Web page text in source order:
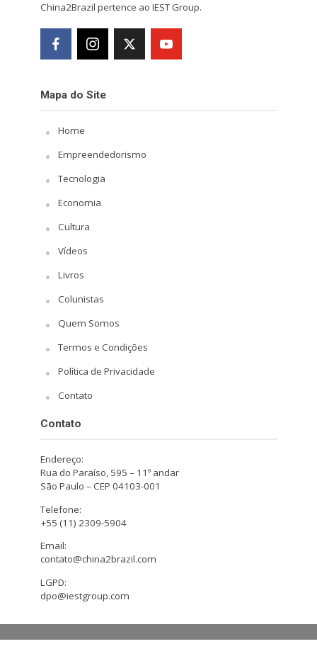
China2Brazil pertence ao IEST Group.
Mapa do Site
Home
Empreendedorismo
Tecnologia
Economia
Cultura
Vídeos
Livros
Colunistas
Quem Somos
Termos e Condições
Política de Privacidade
Contato
Contato
Endereço:
Rua do Paraíso, 595 – 11º andar
São Paulo – CEP 04103-001
Telefone:
+55 (11) 2309-5904
Email:
contato@china2brazil.com
LGPD:
dpo@iestgroup.com